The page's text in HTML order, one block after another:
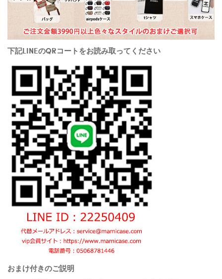
下記LINEのQRコートをお読み取ってください
おまけ付きのご説明